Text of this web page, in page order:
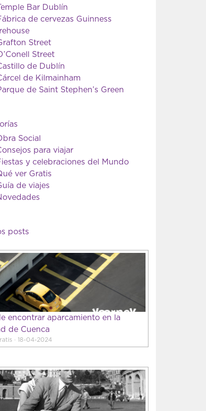
Bar Dublín
de cervezas Guinness
Street
Street
de Dublín
de Kilmainham
de Saint Stephen’s Green
Social
para viajar
y celebraciones del Mundo
ver Gratis
de viajes
posts
encontrar aparcamiento en la
de Cuenca
· 18-04-2024